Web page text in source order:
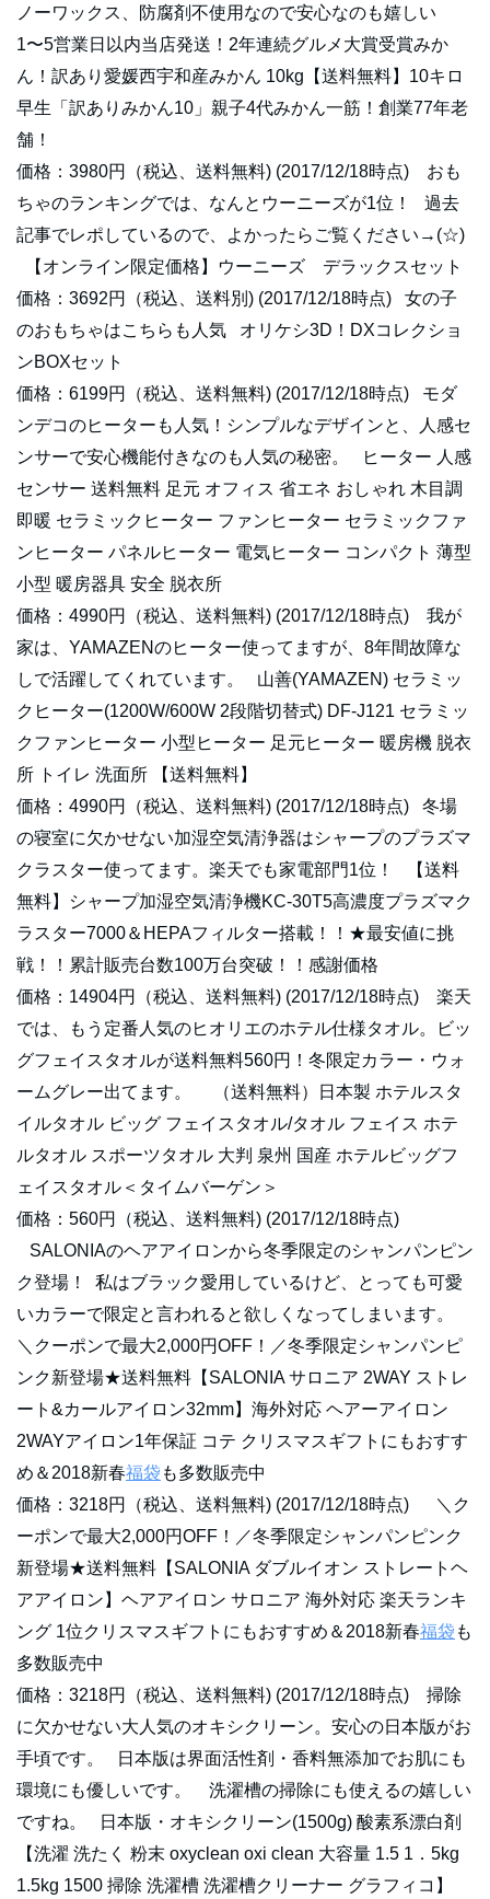
ノーワックス、防腐剤不使用なので安心なのも嬉しい
1〜5営業日以内当店発送！2年連続グルメ大賞受賞みか
ん！訳あり愛媛西宇和産みかん 10kg【送料無料】10キロ
早生「訳ありみかん10」親子4代みかん一筋！創業77年老
舗！
価格：3980円（税込、送料無料) (2017/12/18時点) おも
ちゃのランキングでは、なんとウーニーズが1位！ 過去
記事でレポしているので、よかったらご覧ください→(☆)
【オンライン限定価格】ウーニーズ デラックスセット
価格：3692円（税込、送料別) (2017/12/18時点) 女の子
のおもちゃはこちらも人気 オリケシ3D！DXコレクショ
ンBOXセット
価格：6199円（税込、送料無料) (2017/12/18時点) モダ
ンデコのヒーターも人気！シンプルなデザインと、人感セ
ンサーで安心機能付きなのも人気の秘密。 ヒーター 人感
センサー 送料無料 足元 オフィス 省エネ おしゃれ 木目調
即暖 セラミックヒーター ファンヒーター セラミックファ
ンヒーター パネルヒーター 電気ヒーター コンパクト 薄型
小型 暖房器具 安全 脱衣所
価格：4990円（税込、送料無料) (2017/12/18時点) 我が
家は、YAMAZENのヒーター使ってますが、8年間故障な
しで活躍してくれています。 山善(YAMAZEN) セラミッ
クヒーター(1200W/600W 2段階切替式) DF-J121 セラミッ
クファンヒーター 小型ヒーター 足元ヒーター 暖房機 脱衣
所 トイレ 洗面所 【送料無料】
価格：4990円（税込、送料無料) (2017/12/18時点) 冬場
の寝室に欠かせない加湿空気清浄器はシャープのプラズマ
クラスター使ってます。楽天でも家電部門1位！ 【送料
無料】シャープ加湿空気清浄機KC-30T5高濃度プラズマク
ラスター7000＆HEPAフィルター搭載！！★最安値に挑
戦！！累計販売台数100万台突破！！感謝価格
価格：14904円（税込、送料無料) (2017/12/18時点) 楽天
では、もう定番人気のヒオリエのホテル仕様タオル。ビッ
グフェイスタオルが送料無料560円！冬限定カラー・ウォ
ームグレー出てます。 （送料無料）日本製 ホテルスタ
イルタオル ビッグ フェイスタオル/タオル フェイス ホテ
ルタオル スポーツタオル 大判 泉州 国産 ホテルビッグフ
ェイスタオル＜タイムバーゲン＞
価格：560円（税込、送料無料) (2017/12/18時点)
SALONIAのヘアアイロンから冬季限定のシャンパンピン
ク登場！ 私はブラック愛用しているけど、とっても可愛
いカラーで限定と言われると欲しくなってしまいます。
＼クーポンで最大2,000円OFF！／冬季限定シャンパンピ
ンク新登場★送料無料【SALONIA サロニア 2WAY ストレ
ート&カールアイロン32mm】海外対応 ヘアーアイロン
2WAYアイロン1年保証 コテ クリスマスギフトにもおすす
め＆2018新春福袋 も多数販売中
価格：3218円（税込、送料無料) (2017/12/18時点) ＼ク
ーポンで最大2,000円OFF！／冬季限定シャンパンピンク
新登場★送料無料【SALONIA ダブルイオン ストレートヘ
アアイロン】ヘアアイロン サロニア 海外対応 楽天ランキ
ング 1位クリスマスギフトにもおすすめ＆2018新春福袋 も
多数販売中
価格：3218円（税込、送料無料) (2017/12/18時点) 掃除
に欠かせない大人気のオキシクリーン。安心の日本版がお
手頃です。 日本版は界面活性剤・香料無添加でお肌にも
環境にも優しいです。 洗濯槽の掃除にも使えるの嬉しい
ですね。 日本版・オキシクリーン(1500g) 酸素系漂白剤
【洗濯 洗たく 粉末 oxyclean oxi clean 大容量 1.5 1．5kg
1.5kg 1500 掃除 洗濯槽 洗濯槽クリーナー グラフィコ】